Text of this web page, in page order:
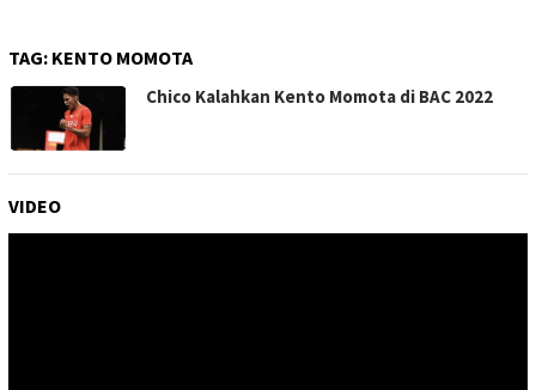
TAG: KENTO MOMOTA
Chico Kalahkan Kento Momota di BAC 2022
VIDEO